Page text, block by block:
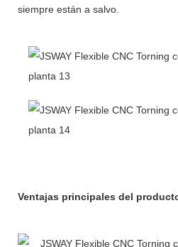
siempre están a salvo.
Ventajas principales del